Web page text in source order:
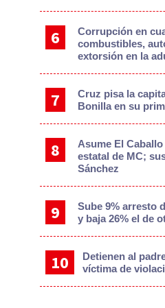
Corrupción en
combustibles,
extorsión en la
Cruz pisa la
Bonilla en su
Asume El
estatal de MC;
Sánchez
Sube 9% arresto
y baja 26% el de
Detienen al
víctima de